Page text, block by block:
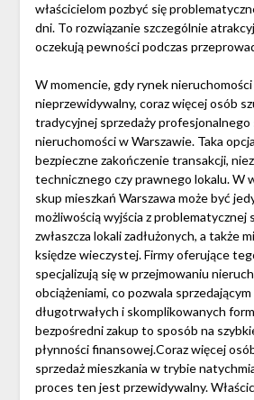
właścicielom pozbyć się
dni. To rozwiązanie szczególnie
oczekują pewności podczas
W momencie, gdy rynek
nieprzewidywalny, coraz więcej osób
tradycyjnej sprzedaży profesjonalnego
nieruchomości w Warszawie. Taka
bezpieczne zakończenie transakcji,
technicznego czy prawnego lokalu. W
skup mieszkań Warszawa może być
możliwością wyjścia z problematycznej
zwłaszcza lokali zadłużonych, a także
księdze wieczystej. Firmy oferujące
specjalizują się w przejmowaniu
obciążeniami, co pozwala
długotrwałych i skomplikowanych
bezpośredni zakup to sposób na
płynności finansowej.Coraz więcej
sprzedaż mieszkania w trybie
proces ten jest przewidywalny.